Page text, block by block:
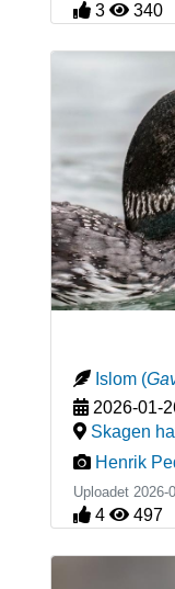
3 340
Islom (
2026-01-
Skagen
Henrik
Uploadet 2026-
4 497